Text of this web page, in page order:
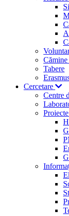
Tabere
Cercetare
Centre
Proiecte